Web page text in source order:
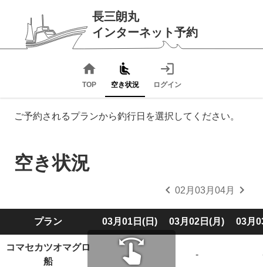
長三朗丸
インターネット予約
home
TOP
airline_seat_recline_normal
空き状況
login
ログイン
ご予約されるプランから釣行日を選択してください。
空き状況
chevron_left 02月 03月 04月 chevron_right
プラン 03月01日(日) 03月02日(月) 03月
コマセカツオマグロ
船
- -
swipe